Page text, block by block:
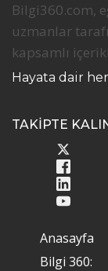
Bilgi360.com,
uzmanlar
kapsamlı
Hayata dair
TAKİPTE
Anasayfa
Bilgi 360: